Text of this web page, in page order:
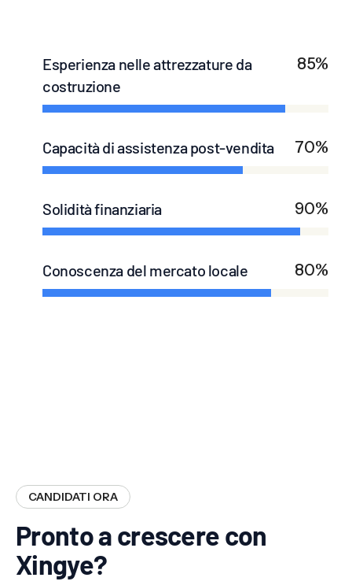
Esperienza nelle attrezzature da
costruzione
85%
Capacità di assistenza post-vendita 70%
Solidità finanziaria 90%
Conoscenza del mercato locale 80%
CANDIDATI ORA
Pronto a crescere con
Xingye?